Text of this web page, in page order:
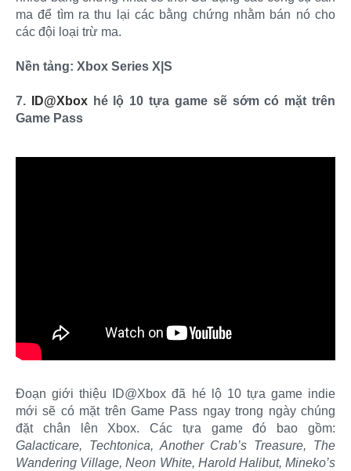
ma để tìm ra thu lại các bằng chứng nhằm bán nó cho
các đội loại trừ ma.
Nền tảng: Xbox Series X|S
7. ID@Xboxhé lộ 10 tựa game sẽ sớm có mặt trên
Game Pass
Đoạn giới thiệu ID@Xbox đã hé lộ 10 tựa game indie
mới sẽ có mặt trên Game Pass ngay trong ngày chúng
đặt chân lên Xbox. Các tựa game đó bao gồm:
Galacticare, Techtonica, Another Crab’s Treasure, The
Wandering Village, Neon White, Harold Halibut, Mineko’s